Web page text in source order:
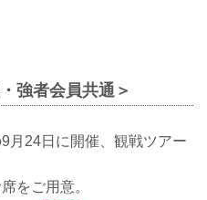
強者会員共通＞
月24日に開催、観戦ツアー
をご用意。